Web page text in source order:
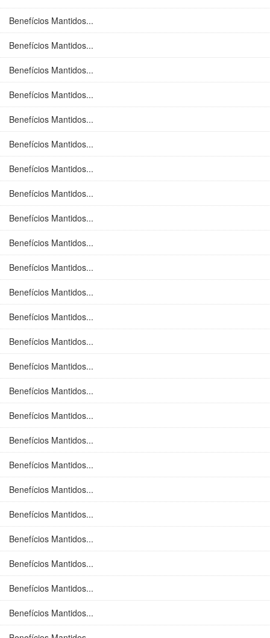
Benefícios Mantidos...
Benefícios Mantidos...
Benefícios Mantidos...
Benefícios Mantidos...
Benefícios Mantidos...
Benefícios Mantidos...
Benefícios Mantidos...
Benefícios Mantidos...
Benefícios Mantidos...
Benefícios Mantidos...
Benefícios Mantidos...
Benefícios Mantidos...
Benefícios Mantidos...
Benefícios Mantidos...
Benefícios Mantidos...
Benefícios Mantidos...
Benefícios Mantidos...
Benefícios Mantidos...
Benefícios Mantidos...
Benefícios Mantidos...
Benefícios Mantidos...
Benefícios Mantidos...
Benefícios Mantidos...
Benefícios Mantidos...
Benefícios Mantidos...